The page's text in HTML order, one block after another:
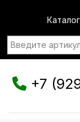
Каталог
+7